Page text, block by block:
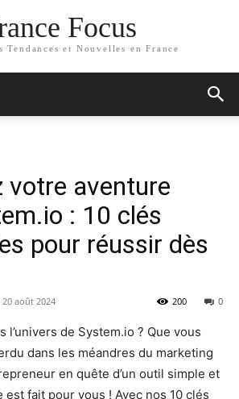
Focus
Tendances et Nouvelles en France
votre aventure
: 10 clés
pour réussir dès
20 août 2024 0
200
l’univers de System.io ? Que vous
dans les méandres du marketing
en quête d’un outil simple et
fait pour vous ! Avec nos 10 clés